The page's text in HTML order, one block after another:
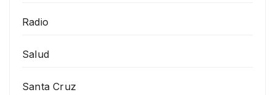
Radio
Salud
Santa Cruz